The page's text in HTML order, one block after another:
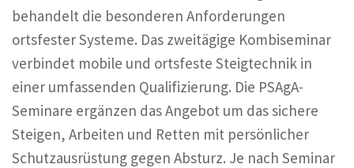
behandelt die besonderen Anforderungen
ortsfester Systeme. Das zweitägige Kombiseminar
verbindet mobile und ortsfeste Steigtechnik in
einer umfassenden Qualifizierung. Die PSAgA-
Seminare ergänzen das Angebot um das sichere
Steigen, Arbeiten und Retten mit persönlicher
Schutzausrüstung gegen Absturz. Je nach Seminar